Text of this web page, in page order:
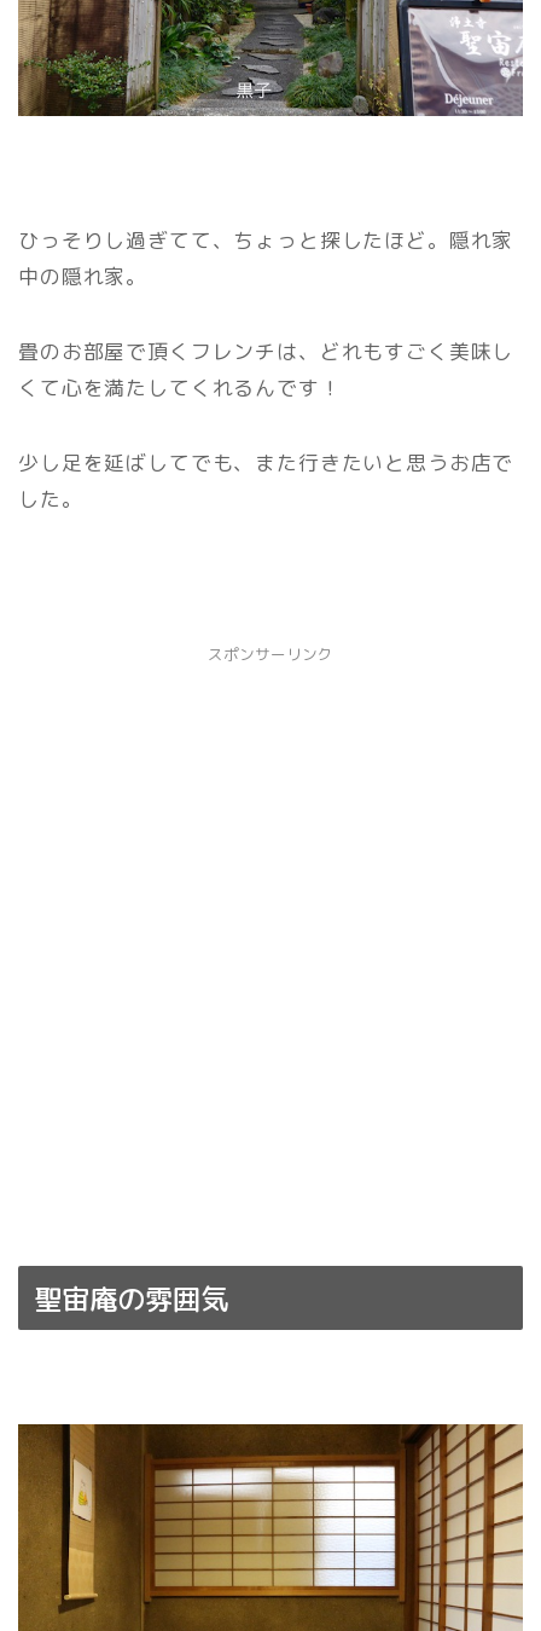
ひっそりし過ぎてて、ちょっと探したほど。隠れ家
中の隠れ家。
畳のお部屋で頂くフレンチは、どれもすごく美味し
くて心を満たしてくれるんです！
少し足を延ばしてでも、また行きたいと思うお店で
した。
スポンサーリンク
聖宙庵の雰囲気